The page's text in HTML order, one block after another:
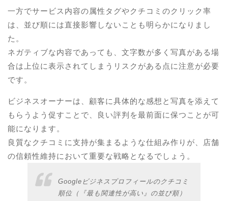
一方でサービス内容の属性タグやクチコミのクリック率
は、並び順には直接影響しないことも明らかになりまし
た。
ネガティブな内容であっても、文字数が多く写真がある場
合は上位に表示されてしまうリスクがある点に注意が必要
です。
ビジネスオーナーは、顧客に具体的な感想と写真を添えて
もらうよう促すことで、良い評判を最前面に保つことが可
能になります。
良質なクチコミに支持が集まるような仕組み作りが、店舗
の信頼性維持において重要な戦略となるでしょう。
Googleビジネスプロフィールのクチコミ
順位（『最も関連性が高い』の並び順）